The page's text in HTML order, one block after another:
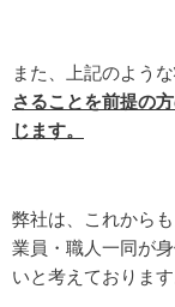
また、上記のよう
さることを前提の
じます。
弊社は、これから
業員・職人一同が
いと考えております